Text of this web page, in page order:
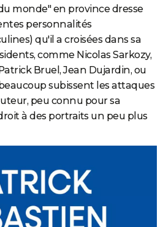
monde" en province dresse
personnalités
qu'il a croisées dans sa
comme Nicolas Sarkozy,
Bruel, Jean Dujardin, ou
subissent les attaques
peu connu pour sa
à des portraits un peu plus